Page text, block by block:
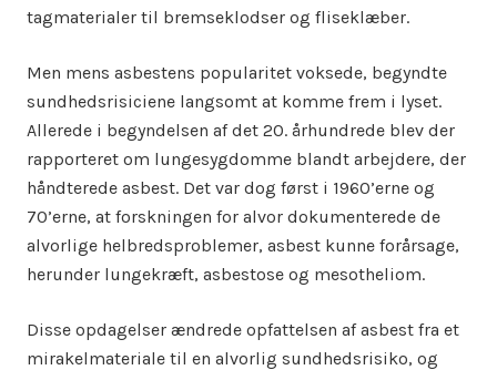
tagmaterialer til bremseklodser og fliseklæber.
Men mens asbestens popularitet voksede, begyndte
sundhedsrisiciene langsomt at komme frem i lyset.
Allerede i begyndelsen af det 20. århundrede blev der
rapporteret om lungesygdomme blandt arbejdere, der
håndterede asbest. Det var dog først i 1960’erne og
70’erne, at forskningen for alvor dokumenterede de
alvorlige helbredsproblemer, asbest kunne forårsage,
herunder lungekræft, asbestose og mesotheliom.
Disse opdagelser ændrede opfattelsen af asbest fra et
mirakelmateriale til en alvorlig sundhedsrisiko, og